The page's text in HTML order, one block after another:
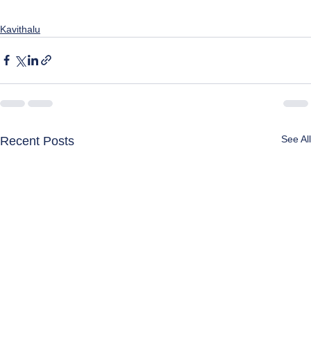
Kavithalu
Recent Posts See All